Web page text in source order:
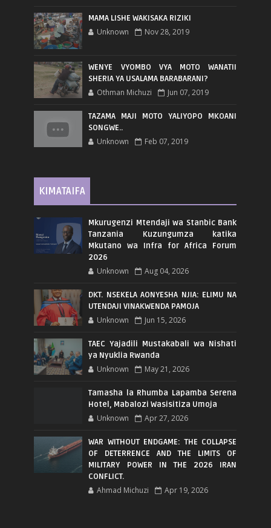
MAMA LISHE WAKISAKA RIZIKI
Unknown Nov 28, 2019
WENYE VYOMBO VYA MOTO WANATII
SHERIA YA USALAMA BARABARANI?
Othman Michuzi Jun 07, 2019
TAZAMA MAJI MOTO YALIYOPO MKOANI
SONGWE..
Unknown Feb 07, 2019
KIMATAIFA
Mkurugenzi Mtendaji wa Stanbic Bank
Tanzania Kuzungumza katika
Mkutano wa Infra for Africa Forum
2026
Unknown Aug 04, 2026
DKT. NSEKELA AONYESHA NJIA: ELIMU NA
UTENDAJI VINAKWENDA PAMOJA
Unknown Jun 15, 2026
TAEC Yajadili Mustakabali wa Nishati
ya Nyuklia Rwanda
Unknown May 21, 2026
Tamasha la Rhumba Lapamba Serena
Hotel, Mabalozi Wasisitiza Umoja
Unknown Apr 27, 2026
WAR WITHOUT ENDGAME: THE COLLAPSE
OF DETERRENCE AND THE LIMITS OF
MILITARY POWER IN THE 2026 IRAN
CONFLICT.
Ahmad Michuzi Apr 19, 2026